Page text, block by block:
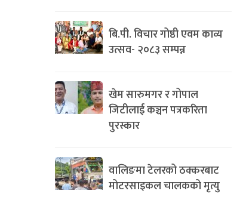
बि.पी. विचार गोष्ठी एवम काव्य
उत्सव- २०८३ सम्पन्न
खेम सारुमगर र गोपाल
जिटीलाई कञ्चन पत्रकरिता
पुरस्कार
वालिङमा टेलरको ठक्करबाट
मोटरसाइकल चालकको मृत्यु